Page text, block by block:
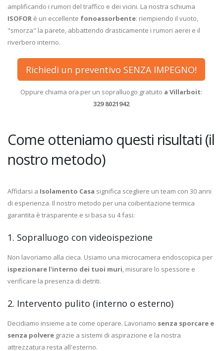
amplificando i rumori del traffico e dei vicini. La nostra schiuma
ISOFOR è un eccellente fonoassorbente: riempiendo il vuoto,
"smorza" la parete, abbattendo drasticamente i rumori aerei e il
riverbero interno.
Richiedi un preventivo SENZA IMPEGNO!
Oppure chiama ora per un sopralluogo gratuito a Villarboit:
329 8021942
Come otteniamo questi risultati (il
nostro metodo)
Affidarsi a Isolamento Casa significa scegliere un team con 30 anni
di esperienza. Il nostro metodo per una coibentazione termica
garantita è trasparente e si basa su 4 fasi:
1. Sopralluogo con videoispezione
Non lavoriamo alla cieca. Usiamo una microcamera endoscopica per
ispezionare l'interno dei tuoi muri, misurare lo spessore e
verificare la presenza di detriti.
2. Intervento pulito (interno o esterno)
Decidiamo insieme a te come operare. Lavoriamo senza sporcare e
senza polvere grazie a sistemi di aspirazione e la nostra
attrezzatura resta all'esterno.